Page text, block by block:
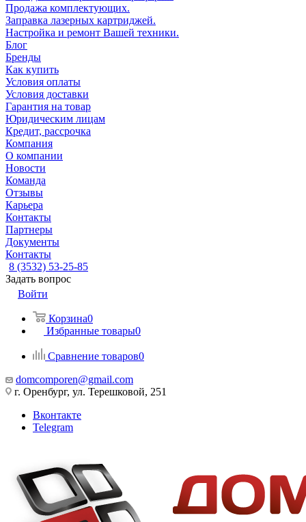
Продажа комплектующих.
Заправка лазерных картриджей.
Настройка и ремонт Вашей техники.
Блог
Бренды
Как купить
Условия оплаты
Условия доставки
Гарантия на товар
Юридическим лицам
Кредит, рассрочка
Компания
О компании
Новости
Команда
Отзывы
Карьера
Контакты
Партнеры
Документы
Контакты
8 (3532) 53-25-85
Задать вопрос
Войти
Корзина0
Избранные товары0
Сравнение товаров0
domcomporen@gmail.com
г. Оренбург, ул. Терешковой, 251
Вконтакте
Telegram